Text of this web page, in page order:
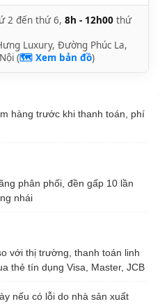
2 đến thứ 6, 8h - 12h00 thứ
Luxury, Đường Phúc La,
(🗺️ Xem bản đồ)
hàng trước khi thanh toán, phí
phân phối, đền gấp 10 lần
nhái
với thị trường, thanh toán linh
thẻ tín dụng Visa, Master, JCB
nếu có lỗi do nhà sản xuất